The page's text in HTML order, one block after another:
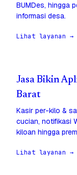
BUMDes, hingga
informasi desa.
Lihat layanan →
Jasa Bikin
Barat
Kasir per-kilo &
cucian, notifikasi
kiloan hingga
Lihat layanan →